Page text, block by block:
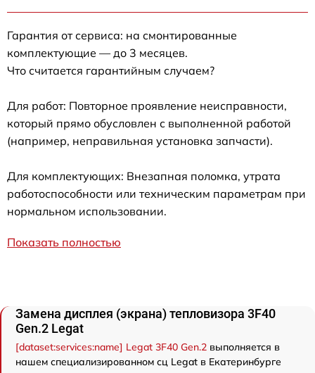
Гарантия от сервиса: на смонтированные
комплектующие — до 3 месяцев.
Что считается гарантийным случаем?
Для работ: Повторное проявление неисправности,
который прямо обусловлен с выполненной работой
(например, неправильная установка запчасти).
Для комплектующих: Внезапная поломка, утрата
работоспособности или техническим параметрам при
нормальном использовании.
Показать полностью
Замена дисплея (экрана) тепловизора 3F40
Gen.2 Legat
[dataset:services:name] Legat 3F40 Gen.2 выполняется в
нашем специализированном сц Legat в Екатеринбурге